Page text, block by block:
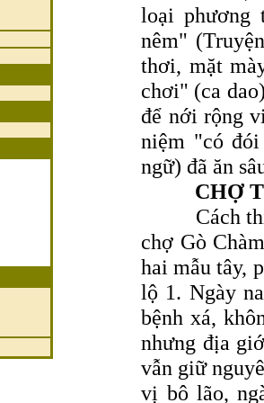
loại phương
nêm"
thơi, mặt
chơi" (ca
để nới rộng
niệm "có
ngữ) đã ăn
CHỢ
Cách thị
chợ Gò
hai mẫu tây,
lộ 1. Ngày
bệnh xá,
nhưng địa
vẫn giữ
vị bô lão,